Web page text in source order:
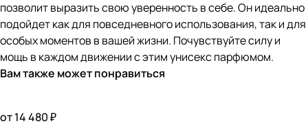
позволит выразить свою уверенность в себе. Он идеально
подойдет как для повседневного использования, так и для
особых моментов в вашей жизни. Почувствуйте силу и
мощь в каждом движении с этим унисекс парфюмом.
Вам также может понравиться
от 14 480 ₽